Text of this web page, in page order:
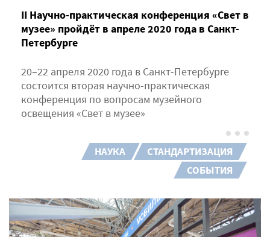
II Научно-практическая конференция «Свет в
музее» пройдёт в апреле 2020 года в Санкт-
Петербурге
20–22 апреля 2020 года в Санкт-Петербурге
состоится вторая научно-практическая
конференция по вопросам музейного
освещения «Свет в музее»
НАУКА
СТАНДАРТИЗАЦИЯ
СОБЫТИЯ